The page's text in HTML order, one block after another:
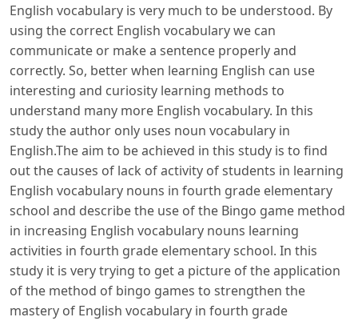
English vocabulary is very much to be understood. By
using the correct English vocabulary we can
communicate or make a sentence properly and
correctly. So, better when learning English can use
interesting and curiosity learning methods to
understand many more English vocabulary. In this
study the author only uses noun vocabulary in
English.The aim to be achieved in this study is to find
out the causes of lack of activity of students in learning
English vocabulary nouns in fourth grade elementary
school and describe the use of the Bingo game method
in increasing English vocabulary nouns learning
activities in fourth grade elementary school. In this
study it is very trying to get a picture of the application
of the method of bingo games to strengthen the
mastery of English vocabulary in fourth grade